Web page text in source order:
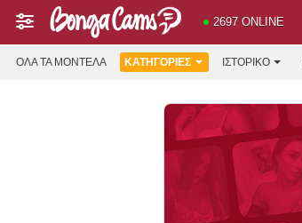
2697 ONLINE
ΌΛΑ ΤΑ ΜΟΝΤΈΛΑ ΚΑΤΗΓΟΡΊΕΣ ΙΣΤΟΡΙΚΌ